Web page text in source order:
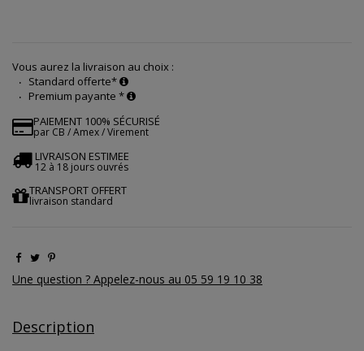
Vous aurez la livraison au choix :
Standard offerte*
Premium payante *
PAIEMENT 100% SÉCURISÉ
par CB / Amex / Virement
LIVRAISON ESTIMEE
12 à 18 jours ouvrés
TRANSPORT OFFERT
livraison standard
Une question ? Appelez-nous au 05 59 19 10 38
Description